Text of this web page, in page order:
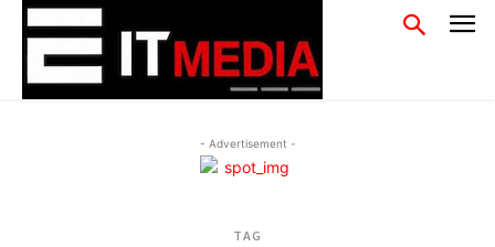
- Advertisement -
TAG